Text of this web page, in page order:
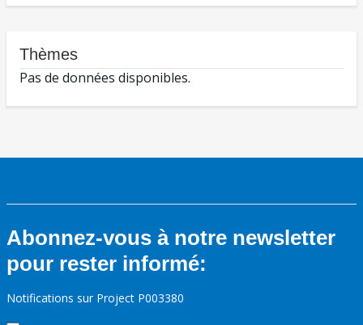
Thèmes
Pas de données disponibles.
Abonnez-vous à notre newsletter
pour rester informé:
Notifications sur Project P003380